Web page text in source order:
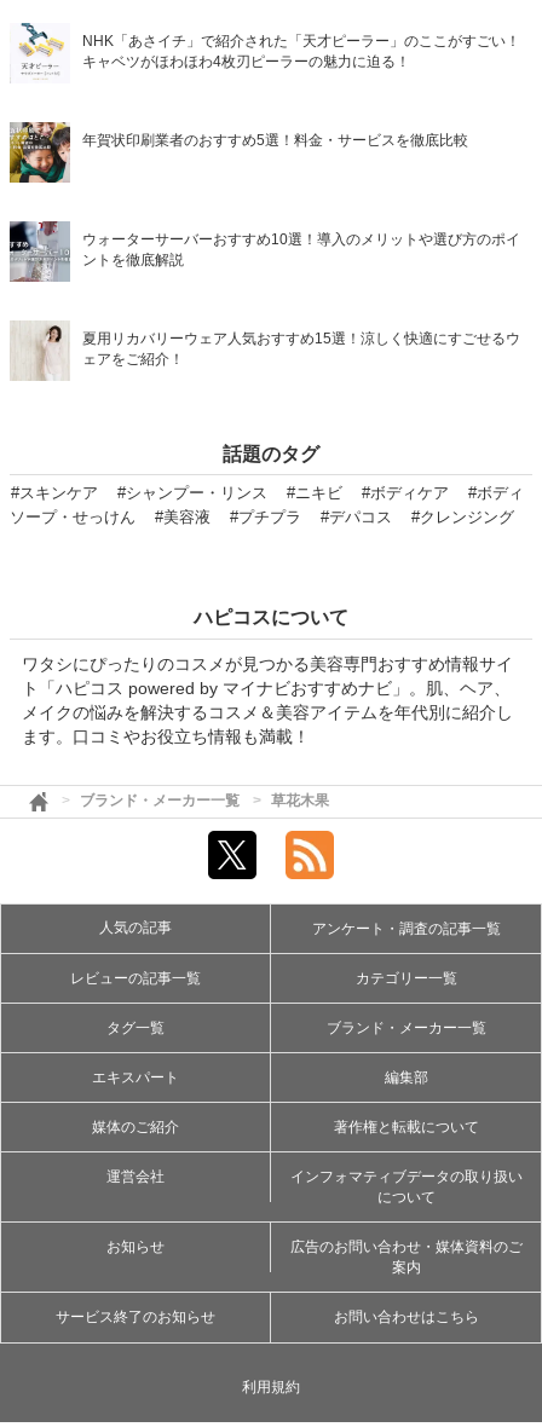
NHK「あさイチ」で紹介された「天才ピーラー」のここがすごい！
キャベツがほわほわ4枚刃ピーラーの魅力に迫る！
年賀状印刷業者のおすすめ5選！料金・サービスを徹底比較
ウォーターサーバーおすすめ10選！導入のメリットや選び方のポイ
ントを徹底解説
夏用リカバリーウェア人気おすすめ15選！涼しく快適にすごせるウ
ェアをご紹介！
話題のタグ
#スキンケア #シャンプー・リンス #ニキビ #ボディケア
#ボディ
ソープ・せっけん
#美容液 #プチプラ #デパコス #クレンジング
ハピコスについて
ワタシにぴったりのコスメが見つかる美容専門おすすめ情報サイ
ト「ハピコス powered by マイナビおすすめナビ」。肌、ヘア、
メイクの悩みを解決するコスメ＆美容アイテムを年代別に紹介し
ます。口コミやお役立ち情報も満載！
ブランド・メーカー一覧 草花木果
人気の記事 アンケート・調査の記事一覧
レビューの記事一覧 カテゴリー一覧
タグ一覧 ブランド・メーカー一覧
エキスパート 編集部
媒体のご紹介 著作権と転載について
運営会社
インフォマティブデータの取り扱い
について
お知らせ
広告のお問い合わせ・媒体資料のご
案内
サービス終了のお知らせ お問い合わせはこちら
利用規約